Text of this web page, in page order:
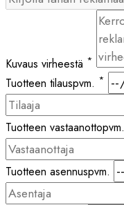
Kuvaus virheestä *
Tuotteen tilauspvm. *
Tuotteen vastaanottopvm.
Tuotteen asennuspvm.